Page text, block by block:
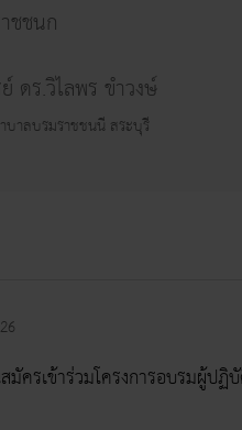
ชชนก
ดร.วิไลพร ขำวงษ์
บาลบรมราชชนนี สระบุรี
มัครเข้าร่วมโครงการอบรมผู้ปฏิ